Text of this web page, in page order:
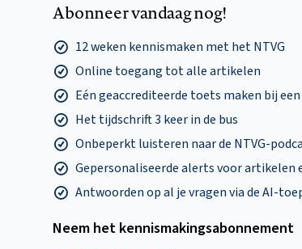
Abonneer vandaag nog!
12 weken kennismaken met het NTVG
Online toegang tot alle artikelen
Eén geaccrediteerde toets maken bij
Het tijdschrift 3 keer in de bus
Onbeperkt luisteren naar de NTVG-
Gepersonaliseerde alerts voor artikelen
Antwoorden op al je vragen via de AI-
Neem het kennismakings­abonnement